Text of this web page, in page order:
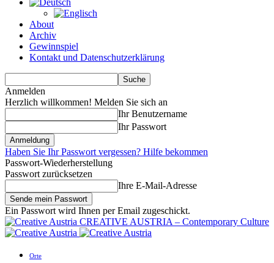
About
Archiv
Gewinnspiel
Kontakt und Datenschutzerklärung
Anmelden
Herzlich willkommen! Melden Sie sich an
Ihr Benutzername
Ihr Passwort
Haben Sie Ihr Passwort vergessen? Hilfe bekommen
Passwort-Wiederherstellung
Passwort zurücksetzen
Ihre E-Mail-Adresse
Ein Passwort wird Ihnen per Email zugeschickt.
CREATIVE AUSTRIA – Contemporary Culture
Orte